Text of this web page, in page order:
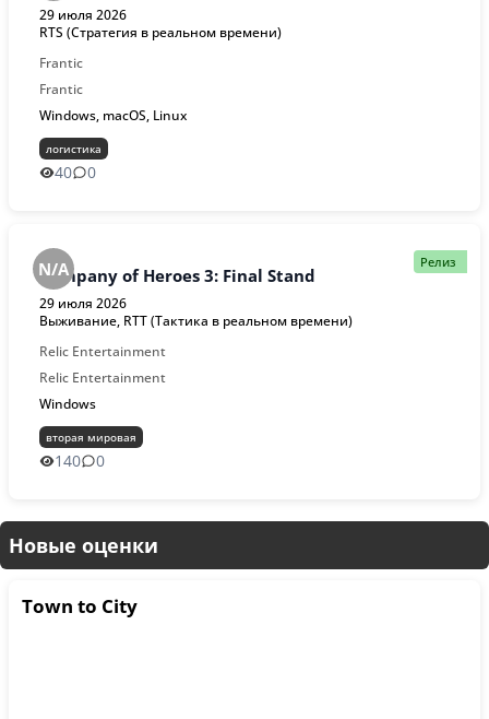
29 июля 2026
RTS (Стратегия в реальном времени)
Frantic
Frantic
Windows, macOS, Linux
логистика
40 0
Релиз
N/A
Company of Heroes 3: Final Stand
29 июля 2026
Выживание, RTT (Тактика в реальном времени)
Relic Entertainment
Relic Entertainment
Windows
вторая мировая
140 0
Новые оценки
Town to City